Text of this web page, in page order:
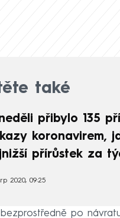
také
přibylo 135
koronavirem,
přírůstek za
2020, 09:25
po